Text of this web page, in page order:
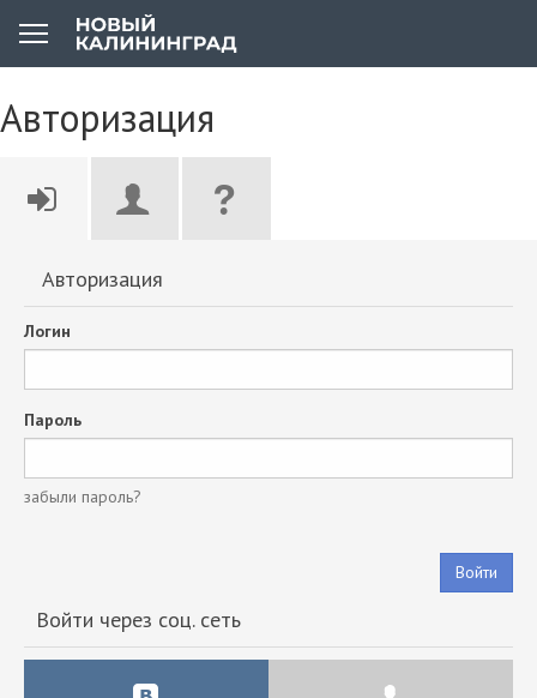
Авторизация
Авторизация
Логин
Пароль
забыли пароль?
Войти
Войти через соц. сеть